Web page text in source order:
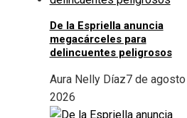
De la Espriella anuncia
megacárceles para
delincuentes peligrosos
Aura Nelly Díaz7 de
2026